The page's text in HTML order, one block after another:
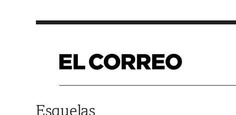
Esquelas